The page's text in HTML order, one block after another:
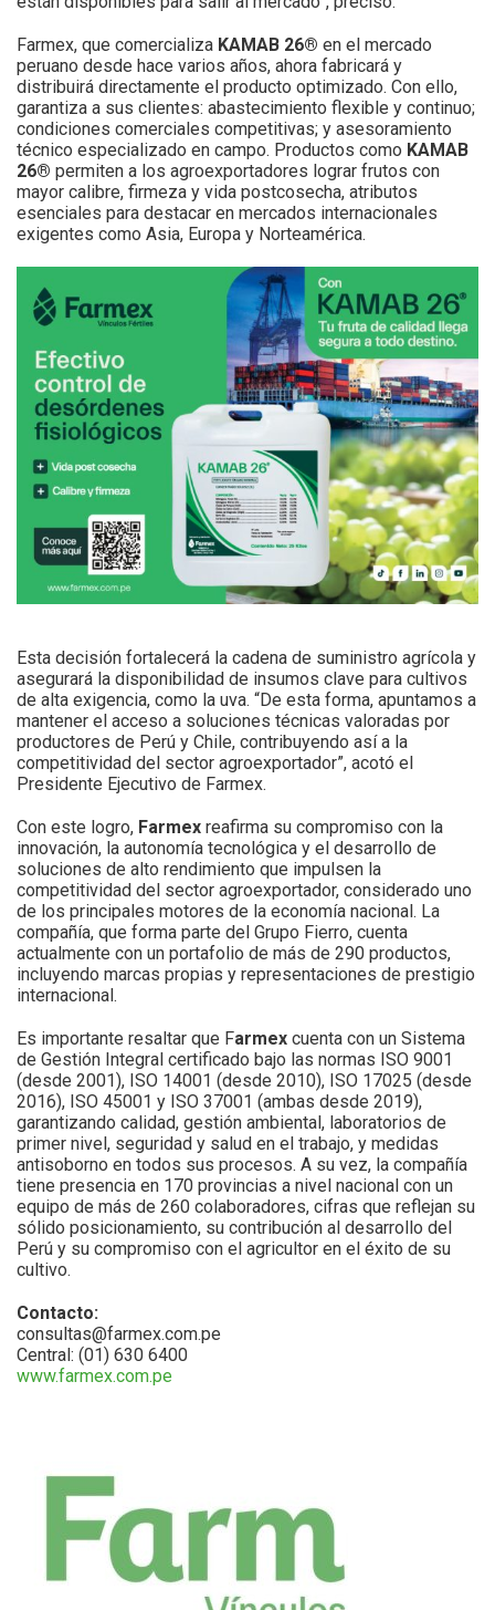
Farmex, que comercializa KAMAB 26® en el mercado
peruano desde hace varios años, ahora fabricará y
distribuirá directamente el producto optimizado. Con ello,
garantiza a sus clientes: abastecimiento flexible y continuo;
condiciones comerciales competitivas; y asesoramiento
técnico especializado en campo. Productos como KAMAB
26® permiten a los agroexportadores lograr frutos con
mayor calibre, firmeza y vida postcosecha, atributos
esenciales para destacar en mercados internacionales
exigentes como Asia, Europa y Norteamérica.
Esta decisión fortalecerá la cadena de suministro agrícola y
asegurará la disponibilidad de insumos clave para cultivos
de alta exigencia, como la uva. “De esta forma, apuntamos a
mantener el acceso a soluciones técnicas valoradas por
productores de Perú y Chile, contribuyendo así a la
competitividad del sector agroexportador”, acotó el
Presidente Ejecutivo de Farmex.
Con este logro, Farmex reafirma su compromiso con la
innovación, la autonomía tecnológica y el desarrollo de
soluciones de alto rendimiento que impulsen la
competitividad del sector agroexportador, considerado uno
de los principales motores de la economía nacional. La
compañía, que forma parte del Grupo Fierro, cuenta
actualmente con un portafolio de más de 290 productos,
incluyendo marcas propias y representaciones de prestigio
internacional.
Es importante resaltar que Farmex cuenta con un Sistema
de Gestión Integral certificado bajo las normas ISO 9001
(desde 2001), ISO 14001 (desde 2010), ISO 17025 (desde
2016), ISO 45001 y ISO 37001 (ambas desde 2019),
garantizando calidad, gestión ambiental, laboratorios de
primer nivel, seguridad y salud en el trabajo, y medidas
antisoborno en todos sus procesos. A su vez, la compañía
tiene presencia en 170 provincias a nivel nacional con un
equipo de más de 260 colaboradores, cifras que reflejan su
sólido posicionamiento, su contribución al desarrollo del
Perú y su compromiso con el agricultor en el éxito de su
cultivo.
Contacto:
consultas@farmex.com.pe
Central: (01) 630 6400
www.farmex.com.pe